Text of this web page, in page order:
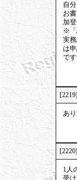
自
お
加
※「
実
は
で
[2219]
あ
[2220]
1人
受